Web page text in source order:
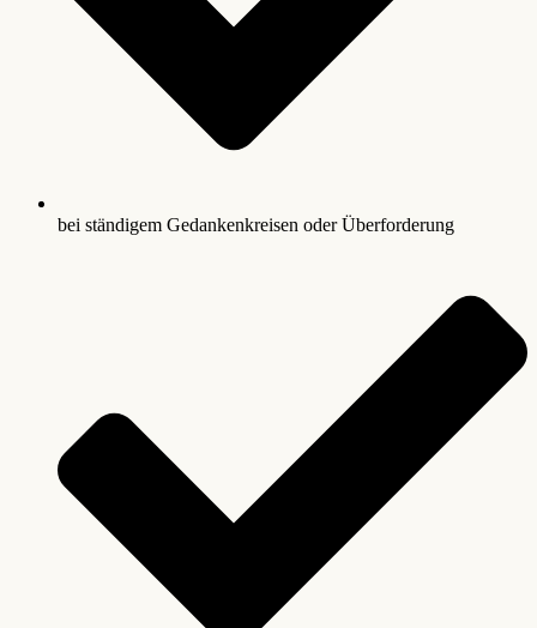
bei ständigem Gedankenkreisen oder Überforderung